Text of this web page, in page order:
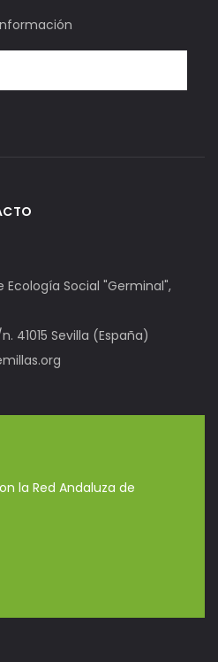
Social "Germinal",
41015 Sevilla (España)
la Red Andaluza de